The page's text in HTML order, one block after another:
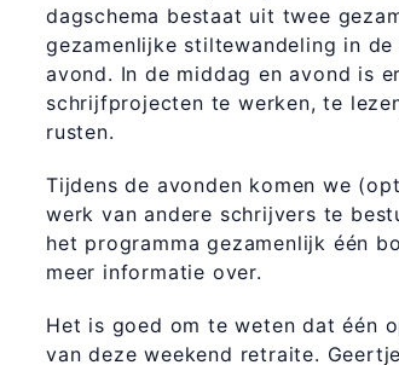
dagschema bestaat uit twee
gezamenlijke stiltewandeling in
avond. In de middag en avond is
schrijfprojecten te werken, te
rusten.
Tijdens de avonden komen we
werk van andere schrijvers te
het programma gezamenlijk één
meer informatie over.
Het is goed om te weten dat één
van deze weekend retraite.